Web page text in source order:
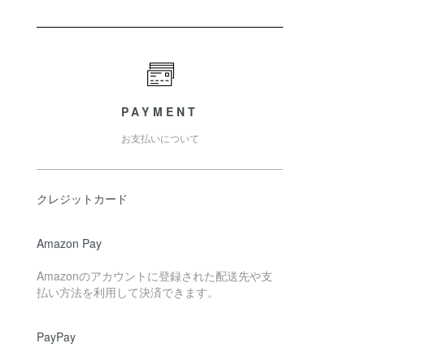
PAYMENT
お支払いについて
クレジットカード
Amazon Pay
Amazonのアカウントに登録された配送先や支
払い方法を利用して決済できます。
PayPay